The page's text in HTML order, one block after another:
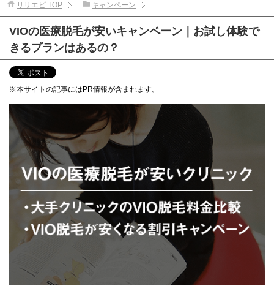
リリエピ TOP キャンペーン
VIOの医療脱毛が安いキャンペーン｜お試し体験で
きるプランはあるの？
※本サイトの記事にはPR情報が含まれます。